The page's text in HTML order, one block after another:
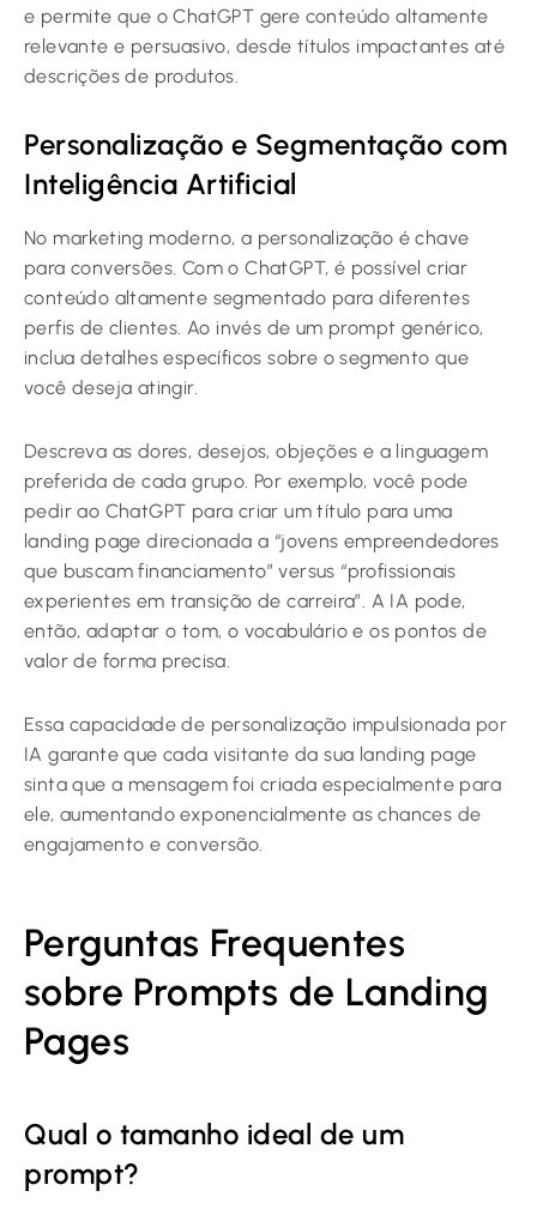
e permite que o ChatGPT gere conteúdo altamente
relevante e persuasivo, desde títulos impactantes até
descrições de produtos.
Personalização e Segmentação com
Inteligência Artificial
No marketing moderno, a personalização é chave
para conversões. Com o ChatGPT, é possível criar
conteúdo altamente segmentado para diferentes
perfis de clientes. Ao invés de um prompt genérico,
inclua detalhes específicos sobre o segmento que
você deseja atingir.
Descreva as dores, desejos, objeções e a linguagem
preferida de cada grupo. Por exemplo, você pode
pedir ao ChatGPT para criar um título para uma
landing page direcionada a “jovens empreendedores
que buscam financiamento” versus “profissionais
experientes em transição de carreira”. A IA pode,
então, adaptar o tom, o vocabulário e os pontos de
valor de forma precisa.
Essa capacidade de personalização impulsionada por
IA garante que cada visitante da sua landing page
sinta que a mensagem foi criada especialmente para
ele, aumentando exponencialmente as chances de
engajamento e conversão.
Perguntas Frequentes
sobre Prompts de Landing
Pages
Qual o tamanho ideal de um
prompt?